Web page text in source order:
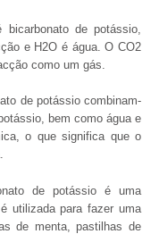
de potássio,
e H2O é água. O CO2
como um gás.
de potássio combinam-
bem como água e
o que significa que o
de potássio é uma
utilizada para fazer uma
de menta, pastilhas de